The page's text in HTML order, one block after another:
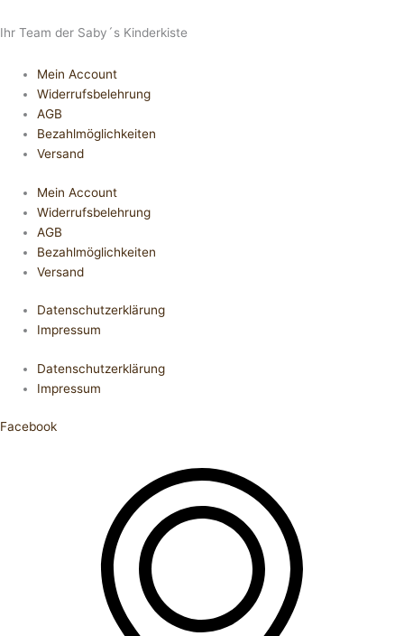
Ihr Team der Saby´s Kinderkiste
Mein Account
Widerrufsbelehrung
AGB
Bezahlmöglichkeiten
Versand
Mein Account
Widerrufsbelehrung
AGB
Bezahlmöglichkeiten
Versand
Datenschutzerklärung
Impressum
Datenschutzerklärung
Impressum
Facebook